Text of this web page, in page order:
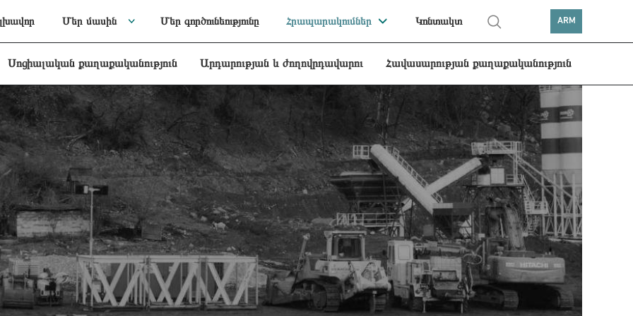
Մեր մասին Մեր գործունեությունը Հրապարակումներ Կոնտակտ ARM
Սոցիալական քաղաքականություն Արդարության և ժողովրդավարու Հավասարության քաղաքականություն